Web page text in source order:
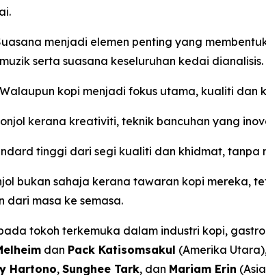
menjadi elemen penting yang
serta suasana keseluruhan kedai dianalisis.
Walaupun kopi menjadi fokus utama, kualiti
kerana kreativiti, teknik bancuhan yang
tinggi dari segi kualiti dan khidmat,
bukan sahaja kerana tawaran kopi mereka,
dari masa ke semasa.
tokoh terkemuka dalam industri kopi,
dan Pack Katisomsakul (Amerika
Hartono, Sunghee Tark, dan Mariam Erin